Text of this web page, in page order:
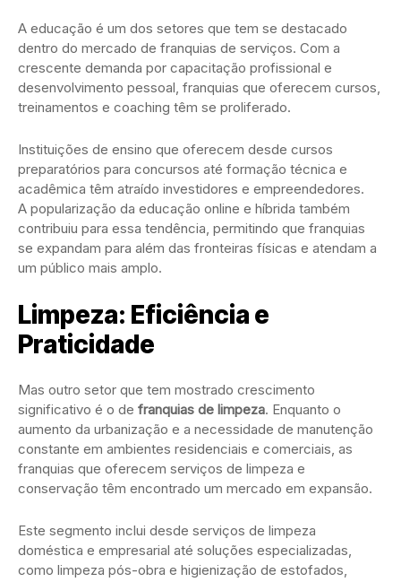
A educação é um dos setores que tem se destacado
dentro do mercado de franquias de serviços. Com a
crescente demanda por capacitação profissional e
desenvolvimento pessoal, franquias que oferecem cursos,
treinamentos e coaching têm se proliferado.
Instituições de ensino que oferecem desde cursos
preparatórios para concursos até formação técnica e
acadêmica têm atraído investidores e empreendedores.
A popularização da educação online e híbrida também
contribuiu para essa tendência, permitindo que franquias
se expandam para além das fronteiras físicas e atendam a
um público mais amplo.
Limpeza: Eficiência e
Praticidade
Mas outro setor que tem mostrado crescimento
significativo é o de franquias de limpeza. Enquanto o
aumento da urbanização e a necessidade de manutenção
constante em ambientes residenciais e comerciais, as
franquias que oferecem serviços de limpeza e
conservação têm encontrado um mercado em expansão.
Este segmento inclui desde serviços de limpeza
doméstica e empresarial até soluções especializadas,
como limpeza pós-obra e higienização de estofados,